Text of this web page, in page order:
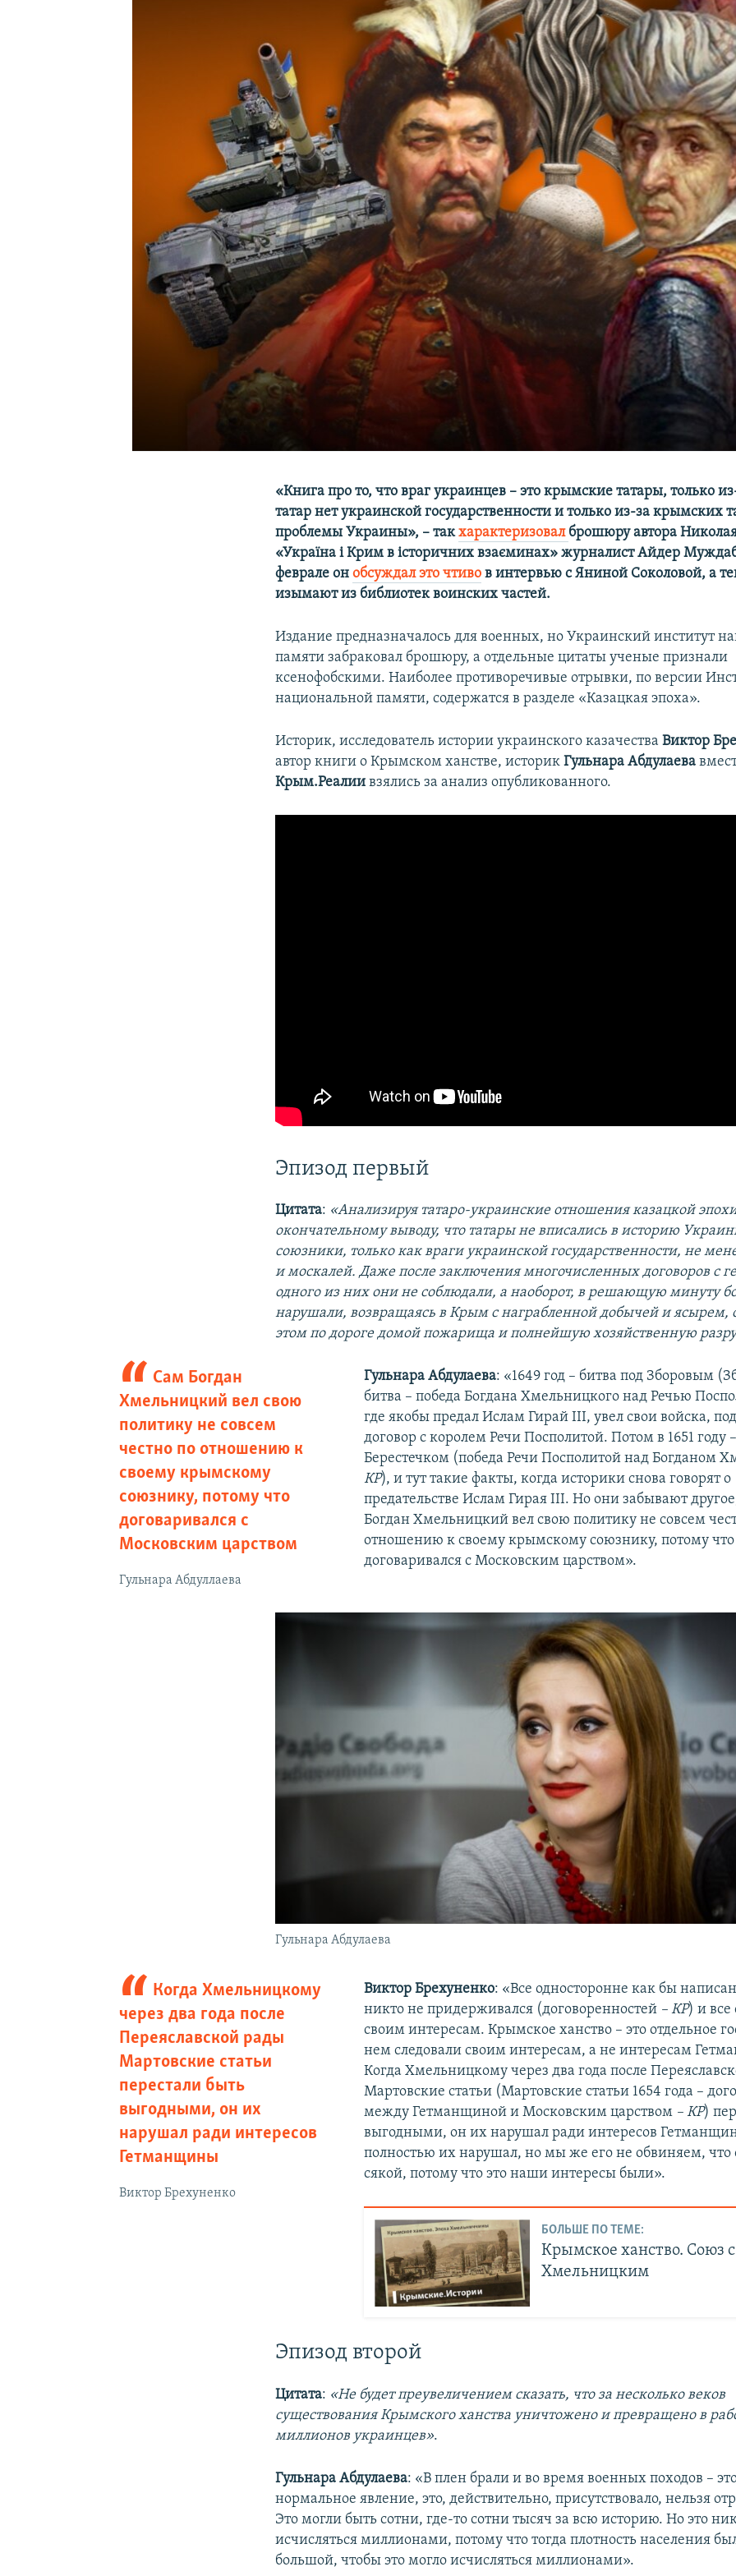
«Книга про то, что враг украинцев – это крымские татары, только
татар нет украинской государственности и только из-за крымских
проблемы Украины», – такхарактеризовал брошюру автора
«Україна і Крим в історичних взаєминах» журналист Айдер
феврале онобсуждал это чтиво в интервью с Яниной Соколовой, а
изымают из библиотек воинских частей.
Издание предназначалось для военных, но Украинский институт
памяти забраковал брошюру, а отдельные цитаты ученые признали
ксенофобскими. Наиболее противоречивые отрывки, по версии
национальной памяти, содержатся в разделе «Казацкая эпоха».
Историк, исследователь истории украинского казачестваВиктор
автор книги о Крымском ханстве, историк Гульнара Абдулаева
Крым.Реалии взялись за анализ опубликованного.
Эпизод первый
Цитата: «Анализируя татаро-украинские отношения казацкой
окончательному выводу, что татары не вписались в историю
союзники, только как враги украинской государственности, не
и москалей. Даже после заключения многочисленных договоров с
одного из них они не соблюдали, а наоборот, в решающую минуту
нарушали, возвращаясь в Крым с награбленной добычей и ясырем,
этом по дороге домой пожарища и полнейшую хозяйственную
Сам Богдан
Хмельницкий вел свою
политику не совсем
честно по отношению к
своему крымскому
союзнику, потому что
договаривался с
Московским царством
Гульнара Абдуллаева
Гульнара Абдулаева: «1649 год – битва под Зборовым
битва – победа Богдана Хмельницкого над Речью
где якобы предал Ислам Гирай III, увел свои войска,
договор с королем Речи Посполитой. Потом в 1651 году
Берестечком (победа Речи Посполитой над Богданом
КР), и тут такие факты, когда историки снова говорят о
предательстве Ислам Гирая III. Но они забывают
Богдан Хмельницкий вел свою политику не совсем
отношению к своему крымскому союзнику, потому что
договаривался с Московским царством».
Гульнара Абдулаева
Когда Хмельницкому
через два года после
Переяславской рады
Мартовские статьи
перестали быть
выгодными, он их
нарушал ради интересов
Гетманщины
Виктор Брехуненко
Виктор Брехуненко: «Все односторонне как бы
никто не придерживался (договоренностей – КР) и все
своим интересам. Крымское ханство – это отдельное
нем следовали своим интересам, а не интересам
Когда Хмельницкому через два года после
Мартовские статьи (Мартовские статьи 1654 года –
между Гетманщиной и Московским царством – КР)
выгодными, он их нарушал ради интересов
полностью их нарушал, но мы же его не обвиняем, что
сякой, потому что это наши интересы были».
БОЛЬШЕ ПО ТЕМЕ:
Крымское ханство. Союз с
Хмельницким
Эпизод второй
Цитата: «Не будет преувеличением сказать, что за несколько веков
существования Крымского ханства уничтожено и превращено в
миллионов украинцев».
Гульнара Абдулаева: «В плен брали и во время военных походов –
нормальное явление, это, действительно, присутствовало, нельзя
Это могли быть сотни, где-то сотни тысяч за всю историю. Но это
исчисляться миллионами, потому что тогда плотность населения
большой, чтобы это могло исчисляться миллионами».